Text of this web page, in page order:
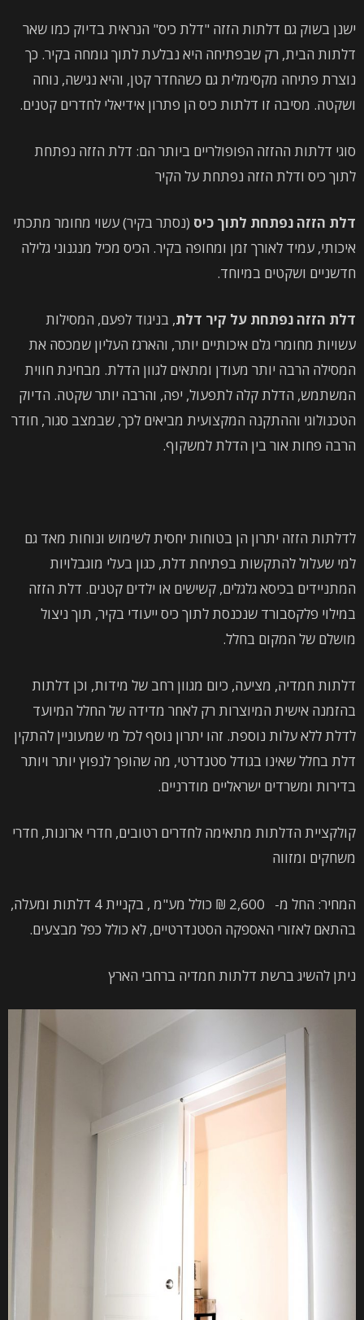
ישנן בשוק גם דלתות הזזה "דלת כיס" הנראית בדיוק כמו שאר
דלתות הבית, רק שבפתיחה היא נבלעת לתוך גומחה בקיר. כך
נוצרת פתיחה מקסימלית גם כשהחדר קטן, והיא נגישה, נוחה
ושקטה. מסיבה זו דלתות כיס הן פתרון אידיאלי לחדרים קטנים.
סוגי דלתות ההזזה הפופולריים ביותר הם: דלת הזזה נפתחת
לתוך כיס ודלת הזזה נפתחת על הקיר
דלת הזזה נפתחת לתוך כיס (נסתר בקיר) עשוי מחומר מתכתי
איכותי, עמיד לאורך זמן ומחופה בקיר. הכיס מכיל מנגנוני גלילה
חדשניים ושקטים במיוחד.
דלת הזזה נפתחת על קיר דלת, בניגוד לפעם, המסילות
עשויות מחומרי גלם איכותיים יותר, והארגז העליון שמכסה את
המסילה הרבה יותר מעודן ומתאים לגוון הדלת. מבחינת חווית
המשתמש, הדלת קלה לתפעול, יפה, והרבה יותר שקטה. הדיוק
הטכנולוגי וההתקנה המקצועית מביאים לכך, שבמצב סגור, חודר
הרבה פחות אור בין הדלת למשקוף.
לדלתות הזזה יתרון הן בטוחות יחסית לשימוש ונוחות מאד גם
למי שעלול להתקשות בפתיחת דלת, כגון בעלי מוגבלויות
המתניידים בכיסא גלגלים, קשישים או ילדים קטנים. דלת הזזה
במילוי פלקסבורד שנכנסת לתוך כיס ייעודי בקיר, תוך ניצול
מושלם של המקום בחלל.
דלתות חמדיה, מציעה, כיום מגוון רחב של מידות, וכן דלתות
בהזמנה אישית המיוצרות רק לאחר מדידה של החלל המיועד
לדלת ללא עלות נוספת. זהו יתרון נוסף לכל מי שמעוניין להתקין
דלת בחלל שאינו בגודל סטנדרטי, מה שהופך לנפוץ יותר ויותר
בדירות ומשרדים ישראליים מודרניים.
קולקציית הדלתות מתאימה לחדרים רטובים, חדרי ארונות, חדרי
משחקים ומזווה
המחיר: החל מ- 2,600 ₪ כולל מע"מ , בקניית 4 דלתות ומעלה,
בהתאם לאזורי האספקה הסטנדרטיים, לא כולל כפל מבצעים.
ניתן להשיג ברשת דלתות חמדיה ברחבי הארץ